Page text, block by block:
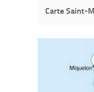
Carte Saint-